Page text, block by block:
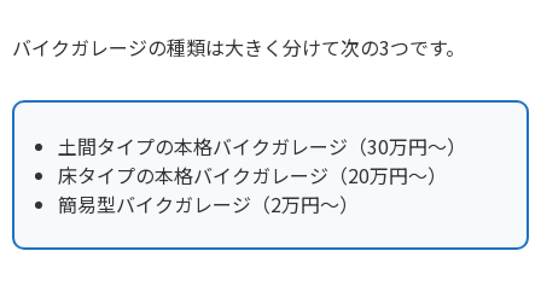
バイクガレージの種類は大きく分けて次の3つです。
土間タイプの本格バイクガレージ（30万円～）
床タイプの本格バイクガレージ（20万円～）
簡易型バイクガレージ（2万円～）